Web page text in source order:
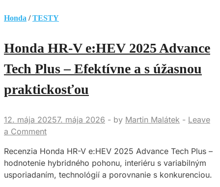
e:HEV
–
Kompaktný
zázrak
s
veľkou
Honda /TESTY
Honda HR-V e:HEV 2025 Advance
Tech Plus – Efektívne a s úžasnou
praktickosťou
12. mája 20257. mája 2026 - by Martin Malátek - Leave
a Comment
Recenzia Honda HR-V e:HEV 2025 Advance Tech Plus –
hodnotenie hybridného pohonu, interiéru s variabilným
usporiadaním, technológií a porovnanie s konkurenciou.